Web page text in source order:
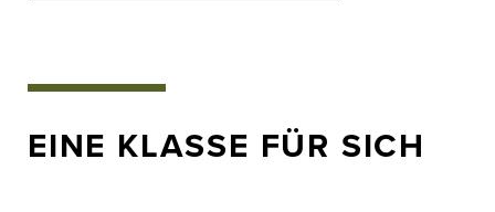
EINE KLASSE FÜR SICH